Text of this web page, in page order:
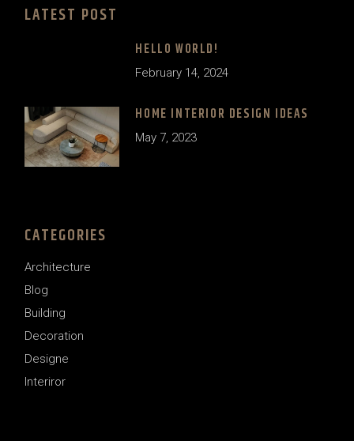
LATEST POST
HELLO WORLD!
February 14, 2024
HOME INTERIOR DESIGN IDEAS
May 7, 2023
CATEGORIES
Architecture
Blog
Building
Decoration
Designe
Interiror